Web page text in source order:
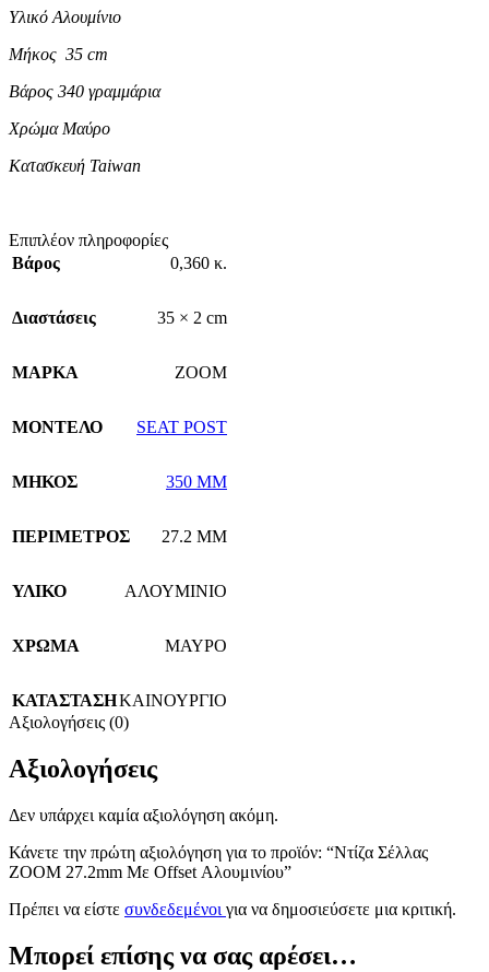
Υλικό Αλουμίνιο
Μήκος 35 cm
Βάρος 340 γραμμάρια
Χρώμα Μαύρο
Κατασκευή Taiwan
Επιπλέον πληροφορίες
Βάρος
0,360 κ.
Διαστάσεις 35 × 2 cm
ΜΑΡΚΑ ZOOM
ΜΟΝΤΕΛΟ SEAT POST
ΜΗΚΟΣ 350 MM
ΠΕΡΙΜΕΤΡΟΣ 27.2 MM
ΥΛΙΚΟ ΑΛΟΥΜΙΝΙΟ
ΧΡΩΜΑ ΜΑΥΡΟ
ΚΑΤΑΣΤΑΣΗΚΑΙΝΟΥΡΓΙΟ
Αξιολογήσεις (0)
Αξιολογήσεις
Δεν υπάρχει καμία αξιολόγηση ακόμη.
Κάνετε την πρώτη αξιολόγηση για το προϊόν: “Ντίζα Σέλλας
ZOOM 27.2mm Με Offset Αλουμινίου”
Πρέπει να είστε συνδεδεμένοι για να δημοσιεύσετε μια κριτική.
Μπορεί επίσης να σας αρέσει…